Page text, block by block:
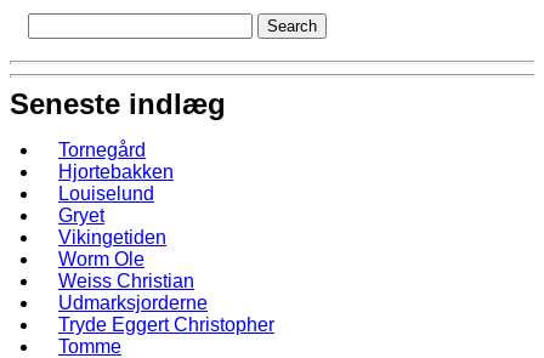
Seneste indlæg
Tornegård
Hjortebakken
Louiselund
Gryet
Vikingetiden
Worm Ole
Weiss Christian
Udmarksjorderne
Tryde Eggert Christopher
Tomme